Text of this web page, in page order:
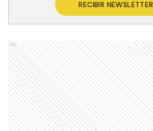
RECIBIR NEWSLETTER
Ads